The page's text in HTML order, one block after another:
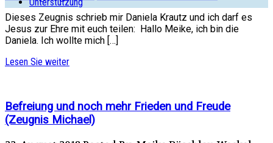
Dieses Zeugnis schrieb mir Daniela Krautz und ich darf es
Jesus zur Ehre mit euch teilen: Hallo Meike, ich bin die
Daniela. Ich wollte mich […]
Lesen Sie weiter
Befreiung und noch mehr Frieden und Freude
(Zeugnis Michael)